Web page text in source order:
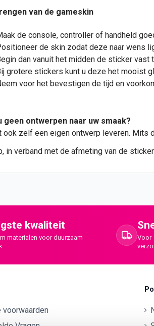
van de gameskin
de console, controller of handheld
de skin zodat deze naar wens
dan vanuit het midden de sticker vast
grotere stickers kunt u deze het mooist
voor het bevestigen de tijd en
geen ontwerpen naar uw smaak?
ook zelf een eigen ontwerp leveren. Mits
in verband met de afmeting van de
kwaliteit
materialen voor duurzaam
Voor
voorwaarden